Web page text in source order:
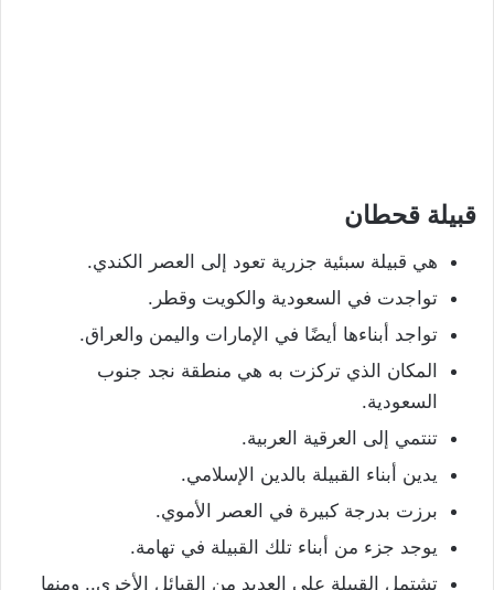
قبيلة قحطان
هي قبيلة سبئية جزرية تعود إلى العصر الكندي.
تواجدت في السعودية والكويت وقطر.
تواجد أبناءها أيضًا في الإمارات واليمن والعراق.
المكان الذي تركزت به هي منطقة نجد جنوب
السعودية.
تنتمي إلى العرقية العربية.
يدين أبناء القبيلة بالدين الإسلامي.
برزت بدرجة كبيرة في العصر الأموي.
يوجد جزء من أبناء تلك القبيلة في تهامة.
تشتمل القبيلة على العديد من القبائل الأخرى.. ومنها